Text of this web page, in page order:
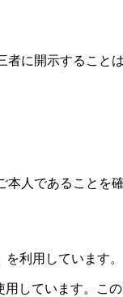
に開示することは
人であること
利用しています。
しています。